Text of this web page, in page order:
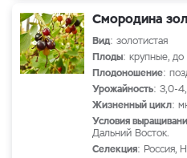
Смородина
Вид: золотистая
Плоды: крупные,
Плодоношение:
Урожайность: 3,0-
Жизненный цикл:
Условия
Дальний Восток.
Селекция: Россия,